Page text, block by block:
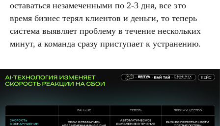
оставаться незамеченными по 2-3 дня, все это
время бизнес терял клиентов и деньги, то теперь
система выявляет проблему в течение нескольких
минут, а команда сразу приступает к устранению.